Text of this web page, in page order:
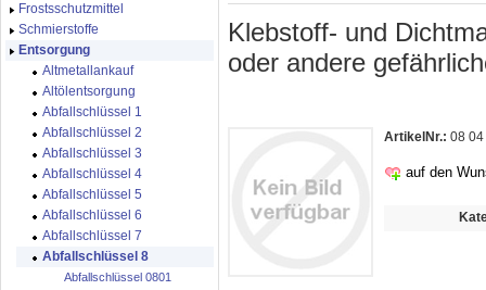
Klebstoff- und
oder andere
ArtikelNr.: 08
auf den
Frostsschutzmittel
Schmierstoffe
Entsorgung
Altmetallankauf
Altölentsorgung
Abfallschlüssel 1
Abfallschlüssel 2
Abfallschlüssel 3
Abfallschlüssel 4
Abfallschlüssel 5
Abfallschlüssel 6
Abfallschlüssel 7
Abfallschlüssel 8
Abfallschlüssel 0801